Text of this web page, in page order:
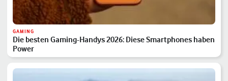
GAMING
Die besten Gaming-Handys 2026: Diese Smartphones haben
Power